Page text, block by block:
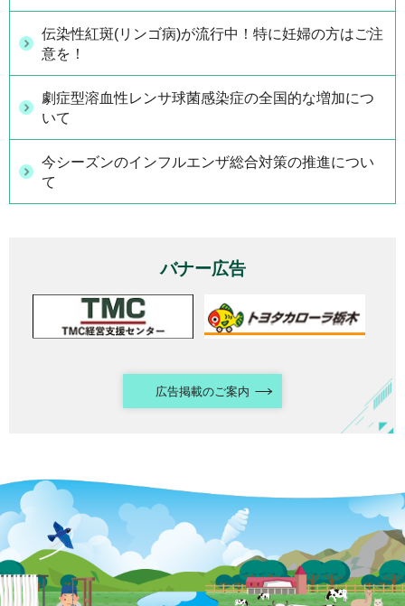
伝染性紅斑(リンゴ病)が流行中！特に妊婦の方はご注
意を！
劇症型溶血性レンサ球菌感染症の全国的な増加につ
いて
今シーズンのインフルエンザ総合対策の推進につい
て
バナー広告
広告掲載のご案内